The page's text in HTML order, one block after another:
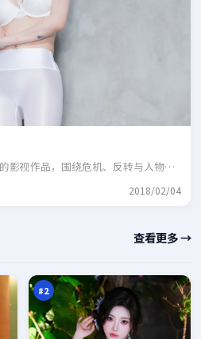
影视作品，围绕危机、反转与人物成
2018/02/04
查看更多 →
#2